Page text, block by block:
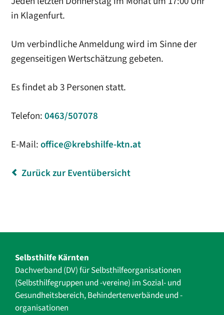
in Klagenfurt.
Um verbindliche Anmeldung wird im Sinne der
gegenseitigen Wertschätzung gebeten.
Es findet ab 3 Personen statt.
Telefon:0463/507078
E-Mail:office@krebshilfe-ktn.at
Zurück zur Eventübersicht
Selbsthilfe Kärnten
Dachverband (DV) für Selbsthilfe­organisationen
(Selbsthilfegruppen und -vereine) im Sozial- und
Gesundheits­bereich, ­Behindertenverbände und ­-
organisationen